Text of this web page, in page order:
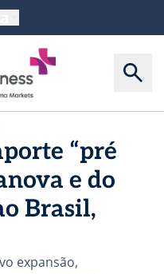
“pré
e do
Brasil,
expansão,